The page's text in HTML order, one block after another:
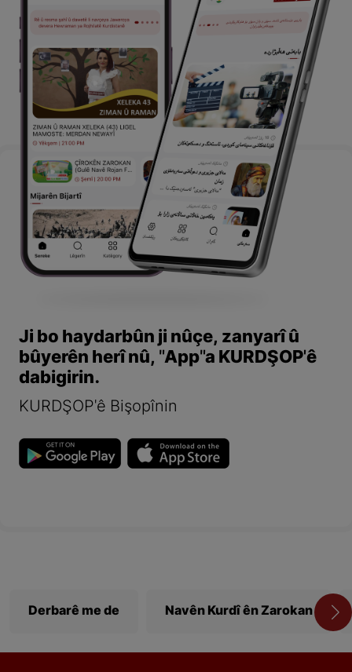
Ji bo haydarbûn ji nûçe, zanyarî û
bûyerên herî nû, "App"a KURDŞOP'ê
dabigirin.
KURDŞOP'ê Bişopînin
Derbarê me de Navên Kurdî ên Zarokan